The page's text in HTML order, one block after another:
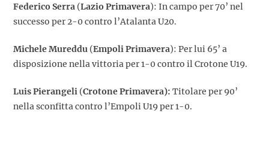
Federico Serra (Lazio Primavera): In campo per 70’ nel
successo per 2-0 contro l’Atalanta U20.
Michele Mureddu (Empoli Primavera): Per lui 65’ a
disposizione nella vittoria per 1-0 contro il Crotone U19.
Luis Pierangeli (Crotone Primavera): Titolare per 90’
nella sconfitta contro l’Empoli U19 per 1-0.